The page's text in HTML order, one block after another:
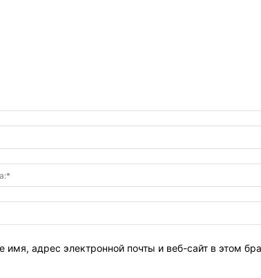
имя, адрес электронной почты и веб-сайт в этом